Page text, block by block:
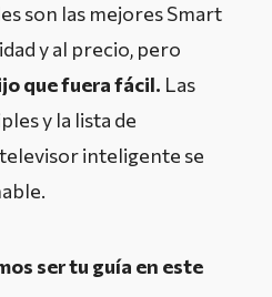
son las mejores Smart
y al precio, pero
que fuera fácil. Las
y la lista de
inteligente se
ser tu guía en este